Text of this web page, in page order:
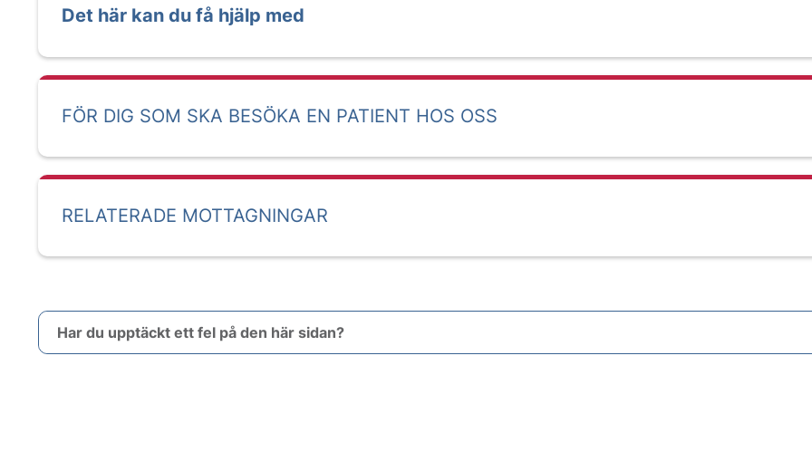
Det här kan du få hjälp med
FÖR DIG SOM SKA BESÖKA EN PATIENT HOS OSS
RELATERADE MOTTAGNINGAR
Har du upptäckt ett fel på den här sidan?